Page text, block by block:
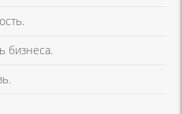
бизнеса.